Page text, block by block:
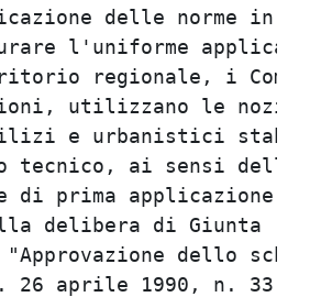
delle
l'uniforme
regionale, i
utilizzano
edilizi e
tecnico, ai
di prima
nella delibera di
"Approvazione
26 aprile 1990,